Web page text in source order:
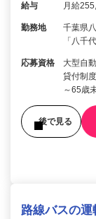
給与 月給
勤務地
千葉県
「八千
応募資格
大型自
貸付制
～65歳
後で見る
路線バスの運